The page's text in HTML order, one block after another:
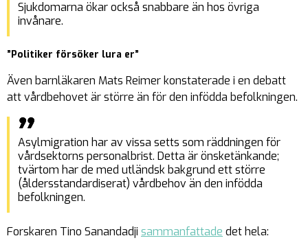
Sjukdomarna ökar också snabbare än hos övriga
invånare.
”Politiker försöker lura er”
Även barnläkaren Mats Reimer konstaterade i en debatt
att vårdbehovet är större än för den infödda befolkningen.
Asylmigration har av vissa setts som räddningen för
vårdsektorns personalbrist. Detta är önsketänkande;
tvärtom har de med utländsk bakgrund ett större
(åldersstandardiserat) vårdbehov än den infödda
befolkningen.
Forskaren Tino Sanandadji sammanfattade det hela: